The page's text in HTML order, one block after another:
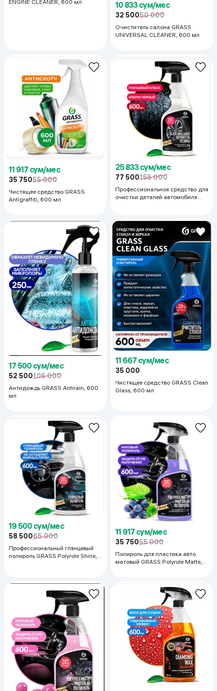
ENGINE CLEANER, 600 мл
10 833 сум/мес
32 50050 000
Очиститель салона GRASS
UNIVERSAL CLEANER, 600 мл
11 917 сум/мес
35 75055 000
Чистящее средство GRASS
Antigraffiti, 600 мл
25 833 сум/мес
77 500155 000
Профессиональное средство для
очистки деталей автомобиля
17 500 сум/мес
52 500105 000
Антидождь GRASS Antirain, 600
мл
11 667 сум/мес
35 000
Чистящее средство GRASS Clean
Glass, 600 мл
19 500 сум/мес
58 50065 000
Профессиональный глянцевый
полироль GRASS Polyrole Shine,
11 917 сум/мес
35 75055 000
Полироль для пластика авто
матовый GRASS Polyrole Matte,